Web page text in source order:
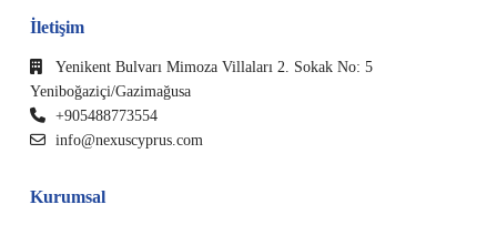
İletişim
Yenikent Bulvarı Mimoza Villaları 2. Sokak No: 5
Yeniboğaziçi/Gazimağusa
+905488773554
info@nexuscyprus.com
Kurumsal